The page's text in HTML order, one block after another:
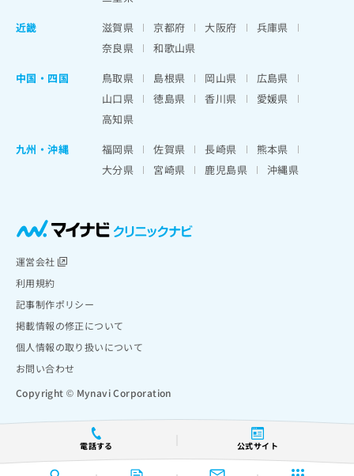
電話する 公式サイト
近畿
滋賀県 京都府 大阪府
兵庫県
奈良県
和歌山県
中国・四国
鳥取県 島根県 岡山県
広島県
山口県
徳島県 香川県
愛媛県
高知県
九州・沖縄
福岡県 佐賀県 長崎県
熊本県
大分県
宮崎県 鹿児島県 沖縄県
運営会社
利用規約
記事制作ポリシー
掲載情報の修正について
個人情報の取り扱いについて
お問い合わせ
Copyright © Mynavi Corporation